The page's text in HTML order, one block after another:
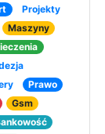
Projekty
Maszyny
Prawo
Gsm